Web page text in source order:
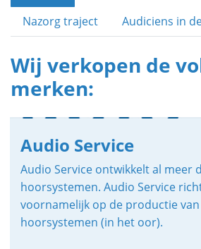
Nazorg traject
Audiciens in
Wij verkopen de
merken:
Audio Service
Audio Service ontwikkelt al meer
hoorsystemen. Audio Service
voornamelijk op de productie van
hoorsystemen (in het oor).